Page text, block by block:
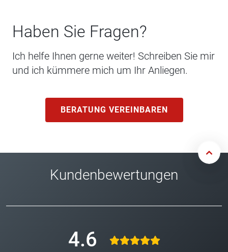
Haben Sie Fragen?
Ich helfe Ihnen gerne weiter! Schreiben Sie mir
und ich kümmere mich um Ihr Anliegen.
BERATUNG VEREINBAREN
Kundenbewertungen
4.6